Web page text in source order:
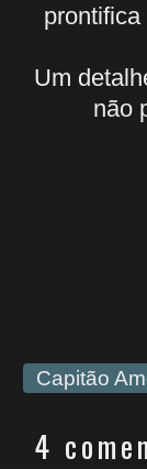
Um
não
Capitão
4